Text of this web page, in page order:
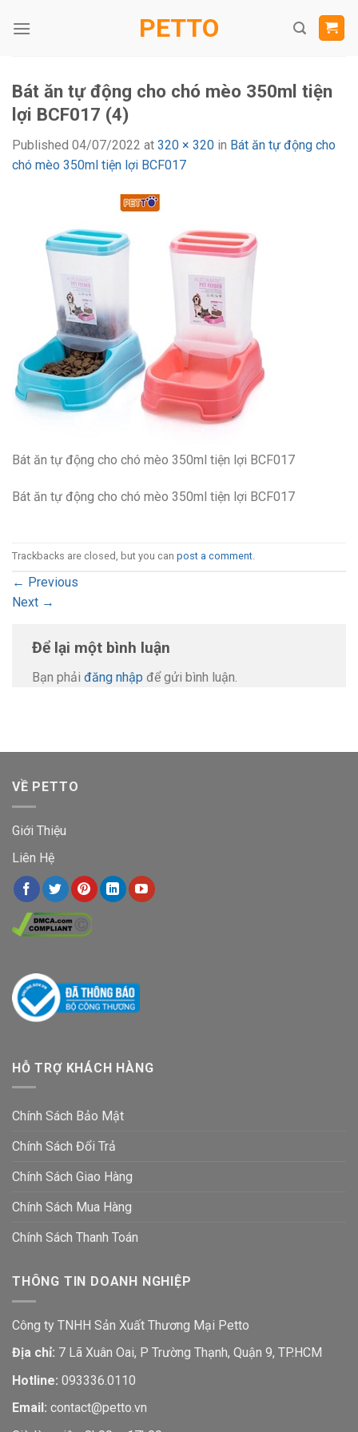
PETTO
Bát ăn tự động cho chó mèo 350ml tiện
lợi BCF017 (4)
Published 04/07/2022 at 320 × 320 in Bát ăn tự động cho
chó mèo 350ml tiện lợi BCF017
Bát ăn tự động cho chó mèo 350ml tiện lợi BCF017
Bát ăn tự động cho chó mèo 350ml tiện lợi BCF017
Trackbacks are closed, but you can post a comment.
← Previous
Next →
Để lại một bình luận
Bạn phải đăng nhập để gửi bình luận.
VỀ PETTO
Giới Thiệu
Liên Hệ
HỖ TRỢ KHÁCH HÀNG
Chính Sách Bảo Mật
Chính Sách Đổi Trả
Chính Sách Giao Hàng
Chính Sách Mua Hàng
Chính Sách Thanh Toán
THÔNG TIN DOANH NGHIỆP
Công ty TNHH Sản Xuất Thương Mại Petto
Địa chỉ: 7 Lã Xuân Oai, P Trường Thạnh, Quận 9, TP.HCM
Hotline: 093336.0110
Email: contact@petto.vn